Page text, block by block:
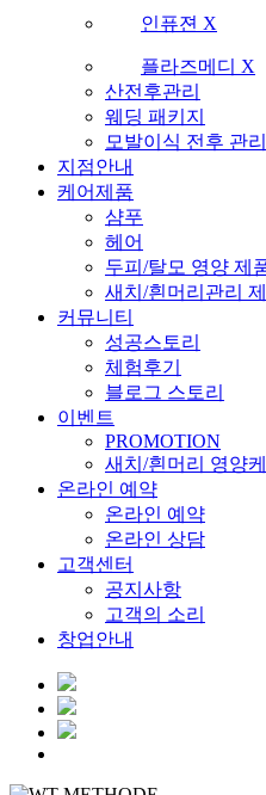
인퓨젼 X
플라즈메디 X
산전후관리
웨딩 패키지
모발이식 전후 관리
지점안내
케어제품
샴푸
헤어
두피/탈모 영양 제
새치/흰머리관리
커뮤니티
성공스토리
체험후기
블로그 스토리
이벤트
PROMOTION
새치/흰머리 영양
온라인 예약
온라인 예약
온라인 상담
고객센터
공지사항
고객의 소리
창업안내